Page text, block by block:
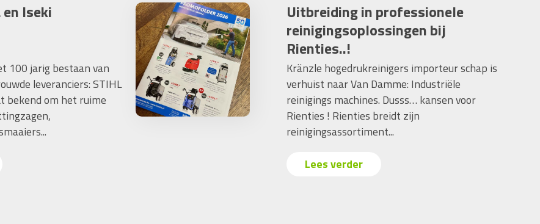
Iseki
100 jarig bestaan van
leveranciers: STIHL
bekend om het ruime
Uitbreiding in professionele
reinigingsoplossingen bij
Rienties..!
Kränzle hogedrukreinigers importeur schap is
verhuist naar Van Damme: Industriële
reinigings machines. Dusss… kansen voor
Rienties ! Rienties breidt zijn
reinigingsassortiment...
Lees verder